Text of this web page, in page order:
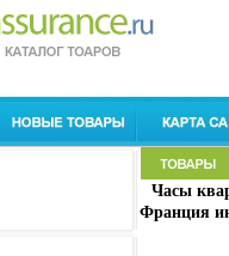
Часы
Франция